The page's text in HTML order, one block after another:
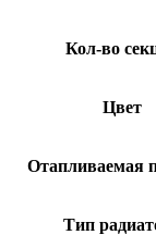
Кол-во
Цвет
Отапливаемая
Тип